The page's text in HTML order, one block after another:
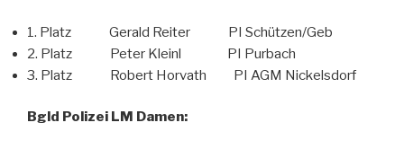
1. Platz Gerald Reiter PI Schützen/Geb
2. Platz Peter Kleinl PI Purbach
3. Platz Robert Horvath PI AGM Nickelsdorf
Bgld Polizei LM Damen: